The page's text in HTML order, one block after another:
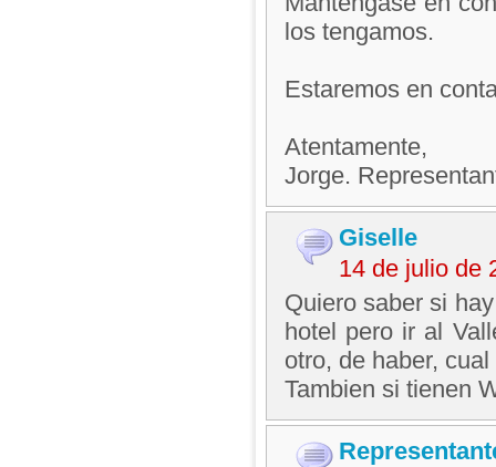
los tengamos.
Estaremos en
Atentamente,
Jorge.
Giselle
14 de julio de
Quiero saber si
hotel pero ir al
otro, de haber,
Tambien si tienen